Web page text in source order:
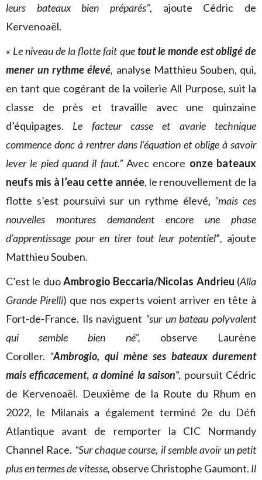
leurs bateaux bien préparés”, ajoute Cédric de
Kervenoaël.
« Le niveau de la flotte fait quetout le monde est obligé de
mener un rythme élevé, analyse Matthieu Souben, qui,
en tant que cogérant de la voilerie All Purpose, suit la
classe de près et travaille avec une quinzaine
d’équipages. Le facteur casse et avarie technique
commence donc à rentrer dans l’équation et oblige à savoir
lever le pied quand il faut.” Avec encore onze bateaux
neufs mis à l’eau cette année, le renouvellement de la
flotte s’est poursuivi sur un rythme élevé, “mais ces
nouvelles montures demandent encore une phase
d’apprentissage pour en tirer tout leur potentiel”, ajoute
Matthieu Souben.
C’est le duoAmbrogio Beccaria/Nicolas Andrieu (Alla
Grande Pirelli) que nos experts voient arriver en tête à
Fort-de-France. Ils naviguent “sur un bateau polyvalent
qui semble bien né”, observe Laurène
Coroller. “Ambrogio, quimène ses bateaux durement
mais efficacement, a dominé la saison”, poursuit Cédric
de Kervenoaël. Deuxième de la Route du Rhum en
2022, le Milanais a également terminé 2e du Défi
Atlantique avant de remporter la CIC Normandy
Channel Race. “Sur chaque course, il semble avoir un petit
plus en termes de vitesse, observe Christophe Gaumont. Il